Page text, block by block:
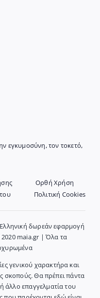
εγκυμοσύνη, τον τοκετό,
Ορθή Χρήση
Πολιτική Cookies
δωρεάν εφαρμογή
2020 maia.gr | Όλα τα
γενικού χαρακτήρα και
σκοπούς. Θα πρέπει πάντα
άλλο επαγγελματία του